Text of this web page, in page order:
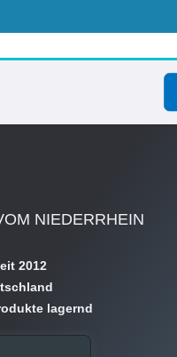
NIEDERRHEIN
2012
lagernd